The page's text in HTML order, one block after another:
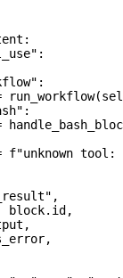
:
:
run_workflow(
:
f"unknown tool:
,
block.id,